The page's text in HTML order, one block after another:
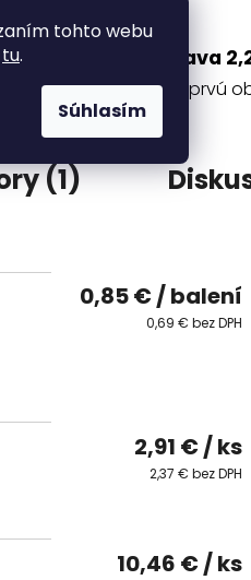
tohto webu
tu.
Súhlasím
Zľava
na prvú
(1)
0,85 € / balení
0,69 € bez DPH
2,91 € / ks
2,37 € bez DPH
10,46 € / ks